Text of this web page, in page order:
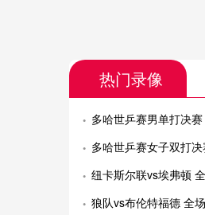
热门录像
多哈世乒赛男单打决
多哈世乒赛女子双打决赛 波尔
纽卡斯尔联vs埃弗顿
狼队vs布伦特福德 全